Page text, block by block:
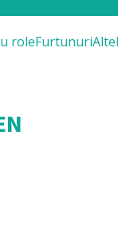
roleFurtunuri